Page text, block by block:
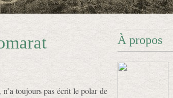
n’a toujours pas écrit le polar de
À propos